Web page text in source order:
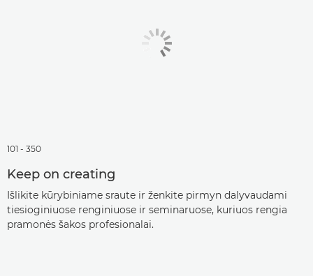
101 - 350
Keep on creating
Išlikite kūrybiniame sraute ir ženkite pirmyn dalyvaudami
tiesioginiuose renginiuose ir seminaruose, kuriuos rengia
pramonės šakos profesionalai.